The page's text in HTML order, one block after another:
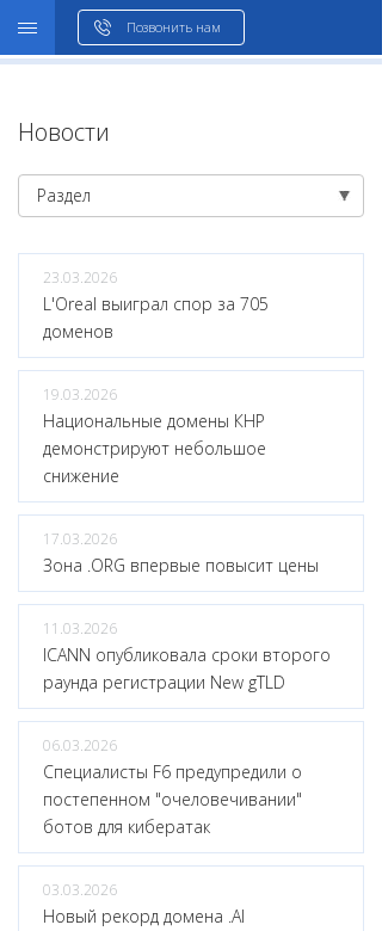
Позвонить нам
Новости
Раздел
23.03.2026
L'Oreal выиграл спор за 705
доменов
19.03.2026
Национальные домены КНР
демонстрируют небольшое
снижение
17.03.2026
Зона .ORG впервые повысит цены
11.03.2026
ICANN опубликовала сроки второго
раунда регистрации New gTLD
06.03.2026
Специалисты F6 предупредили о
постепенном "очеловечивании"
ботов для кибератак
03.03.2026
Новый рекорд домена .AI